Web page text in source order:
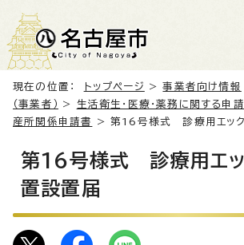
現在の位置： トップページ >事業者向け情報
（事業者）
> 生活衛生・医療・薬務に関する申請
産所関係申請書
> 第16号様式 診療用エッ
第16号様式 診療用エッ
置設置届